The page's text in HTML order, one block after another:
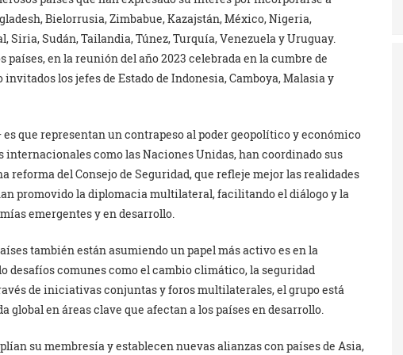
Bielorrusia, Zimbabue, Kazajstán, México, Nigeria,
Siria, Sudán, Tailandia, Túnez, Turquía, Venezuela y Uruguay.
países, en la reunión del año 2023 celebrada en la cumbre de
los jefes de Estado de Indonesia, Camboya, Malasia y
es que representan un contrapeso al poder geopolítico y económico
internacionales como las Naciones Unidas, han coordinado sus
reforma del Consejo de Seguridad, que refleje mejor las realidades
promovido la diplomacia multilateral, facilitando el diálogo y la
emergentes y en desarrollo.
también están asumiendo un papel más activo es en la
desafíos comunes como el cambio climático, la seguridad
de iniciativas conjuntas y foros multilaterales, el grupo está
global en áreas clave que afectan a los países en desarrollo.
su membresía y establecen nuevas alianzas con países de Asia,